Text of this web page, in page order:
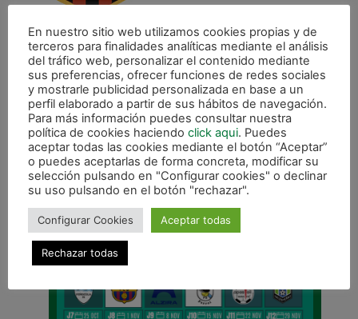
ANTERIOR
Magna Navarra ante D-Link Zaragoza, este viernes en el Anaitasuna
CALENDARIO DE LIGA
En nuestro sitio web utilizamos cookies propias y de
terceros para finalidades analíticas mediante el análisis
del tráfico web, personalizar el contenido mediante
sus preferencias, ofrecer funciones de redes sociales
y mostrarle publicidad personalizada en base a un
perfil elaborado a partir de sus hábitos de navegación.
Para más información puedes consultar nuestra
política de cookies haciendo click aqui. Puedes
aceptar todas las cookies mediante el botón “Aceptar”
o puedes aceptarlas de forma concreta, modificar su
selección pulsando en "Configurar cookies" o declinar
su uso pulsando en el botón "rechazar".
Configurar Cookies Aceptar todas
Rechazar todas